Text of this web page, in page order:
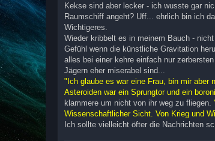
t
r
a
g
Kekse sind aber lecker - ich wusste gar
Raumschiff angeht? Uff... ehrlich bin ich
Wichtigeres.
Wieder kribbelt es in meinem Bauch -
Gefühl wenn die künstliche Gravitation
alles bei einer kehre einfach nur
Jägern eher miserabel sind...
"Ich glaube es war eine Frau, bin mir aber
Asteroiden war ein Sprungtor und ein
klammere um nicht von ihr weg zu fliegen.
Wissenschaftlicher Sicht. Von Krieg und
Ich sollte vielleicht öfter die Nachrichten